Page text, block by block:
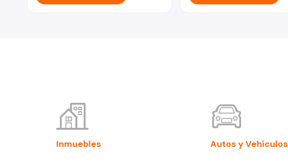
Inmuebles Autos y Vehículos